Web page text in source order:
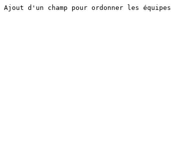
Ajout d'un champ pour ordonner les équipes